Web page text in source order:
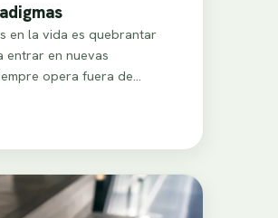
en la vida es quebrantar
entrar en nuevas
opera fuera de…